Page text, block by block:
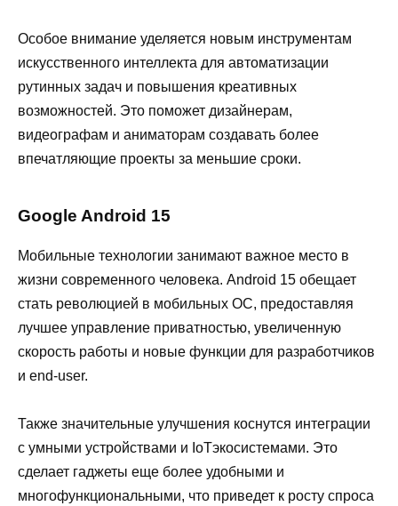
Особое внимание уделяется новым инструментам
искусственного интеллекта для автоматизации
рутинных задач и повышения креативных
возможностей. Это поможет дизайнерам,
видеографам и аниматорам создавать более
впечатляющие проекты за меньшие сроки.
Google Android 15
Мобильные технологии занимают важное место в
жизни современного человека. Android 15 обещает
стать революцией в мобильных ОС, предоставляя
лучшее управление приватностью, увеличенную
скорость работы и новые функции для разработчиков
и end-user.
Также значительные улучшения коснутся интеграции
с умными устройствами и IoTэкосистемами. Это
сделает гаджеты еще более удобными и
многофункциональными, что приведет к росту спроса